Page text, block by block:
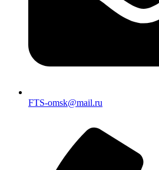
FTS-omsk@mail.ru